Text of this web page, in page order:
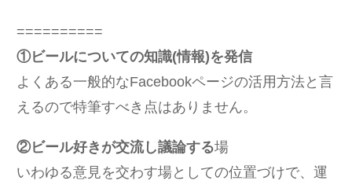
==========
①ビールについての知識(情報)を発信
よくある一般的なFacebookページの活用方法と言
えるので特筆すべき点はありません。
②ビール好きが交流し議論する場
いわゆる意見を交わす場としての位置づけで、運